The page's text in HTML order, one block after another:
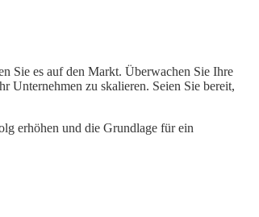
Sie es auf den Markt. Überwachen Sie Ihre
Unternehmen zu skalieren. Seien Sie bereit,
erhöhen und die Grundlage für ein